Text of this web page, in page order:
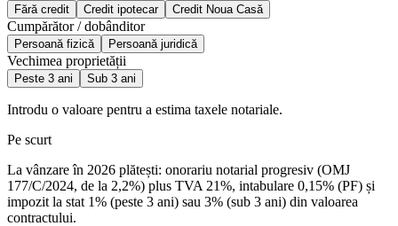
Fără credit Credit ipotecar Credit Noua Casă
Cumpărător / dobânditor
Persoană fizică Persoană juridică
Vechimea proprietății
Peste 3 ani Sub 3 ani
Introdu o valoare pentru a estima taxele notariale.
Pe scurt
La vânzare în 2026 plătești: onorariu notarial progresiv (OMJ
177/C/2024, de la 2,2%) plus TVA 21%, intabulare 0,15% (PF) și
impozit la stat 1% (peste 3 ani) sau 3% (sub 3 ani) din valoarea
contractului.